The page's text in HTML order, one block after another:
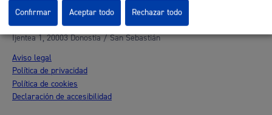
© Donostiako Udala - Ayuntamiento de Donostia / San Sebastián
Ijentea 1, 20003 Donostia / San Sebastián
Aviso legal
Política de privacidad
Política de cookies
Declaración de accesibilidad
Rechazar todo
Confirmar Aceptar todo